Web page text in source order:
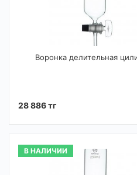
Воронка делительная
28 886 тг
В НАЛИЧИИ